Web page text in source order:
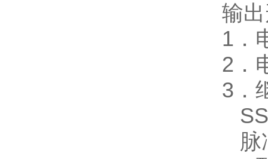
输
1．
2．
3．
脉